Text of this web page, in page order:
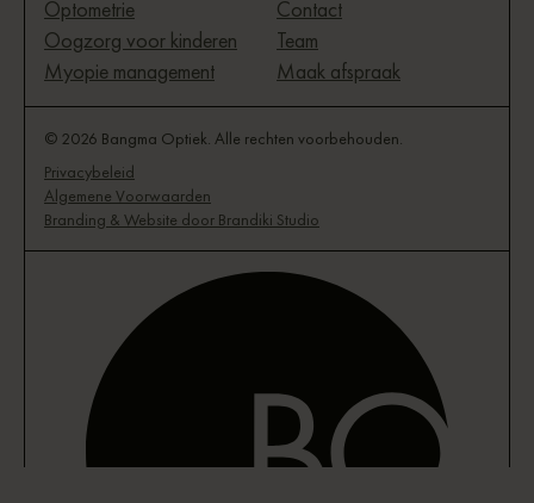
Optometrie
Oogzorg voor kinderen
Myopie management
Contact
Team
Maak afspraak
© 2026 Bangma Optiek. Alle rechten voorbehouden.
Privacybeleid
Algemene Voorwaarden
Branding & Website door Brandiki Studio